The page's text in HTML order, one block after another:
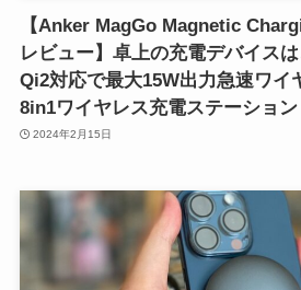
【Anker MagGo Magnetic
レビュー】卓上の充電デバイス
Qi2対応で最大15W出力急速ワイ
8in1ワイヤレス充電ステーション
2024年2月15日